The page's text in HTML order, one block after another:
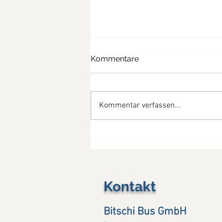
Kommentare
Kommentar verfassen...
Kontakt
Bitschi Bus GmbH